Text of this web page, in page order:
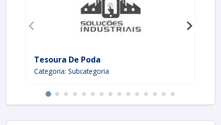
Tesoura De Poda
Categoria: Subcategoria